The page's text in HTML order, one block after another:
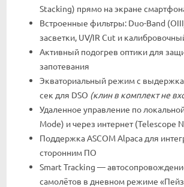
Stacking) прямо на экране
Встроенные фильтры: Duo-Band
засветки, UV/IR Cut и
Активный подогрев оптики для
запотевания
Экваториальный режим с
сек для DSO (клин в комплект не
Удаленное управление по
Mode) и через интернет (Telescope
Поддержка ASCOM Alpaca для
сторонним ПО
Smart Tracking —
самолётов в дневном режиме